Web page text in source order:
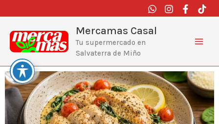
al
contenido
Mercamas Casal
Tu supermercado en
Salvaterra de Miño